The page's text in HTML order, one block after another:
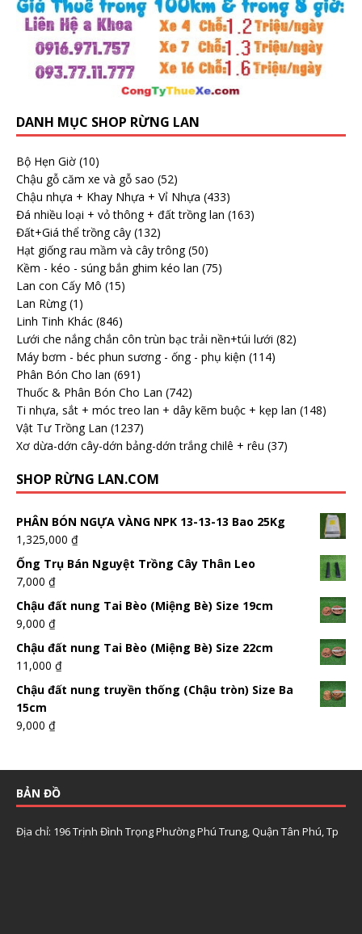
DANH MỤC SHOP RỪNG LAN
Bộ Hẹn Giờ (10)
Chậu gỗ căm xe và gỗ sao (52)
Chậu nhựa + Khay Nhựa + Vỉ Nhựa (433)
Đá nhiều loại + vỏ thông + đất trồng lan (163)
Đất+Giá thể trồng cây (132)
Hạt giống rau mầm và cây trông (50)
Kềm - kéo - súng bắn ghim kéo lan (75)
Lan con Cấy Mô (15)
Lan Rừng (1)
Linh Tinh Khác (846)
Lưới che nắng chắn côn trùn bạc trải nền+túi lưới (82)
Máy bơm - béc phun sương - ống - phụ kiện (114)
Phân Bón Cho lan (691)
Thuốc & Phân Bón Cho Lan (742)
Ti nhựa, sắt + móc treo lan + dây kẽm buộc + kẹp lan (148)
Vật Tư Trồng Lan (1237)
Xơ dừa-dớn cây-dớn bảng-dớn trắng chilê + rêu (37)
SHOP RỪNG LAN.COM
PHÂN BÓN NGỰA VÀNG NPK 13-13-13 Bao 25Kg
1,325,000 ₫
Ống Trụ Bán Nguyệt Trồng Cây Thân Leo
7,000 ₫
Chậu đất nung Tai Bèo (Miệng Bè) Size 19cm
9,000 ₫
Chậu đất nung Tai Bèo (Miệng Bè) Size 22cm
11,000 ₫
Chậu đất nung truyền thống (Chậu tròn) Size Ba
15cm
9,000 ₫
BẢN ĐỒ
Địa chỉ: 196 Trịnh Đình Trọng Phường Phú Trung, Quận Tân Phú, Tp